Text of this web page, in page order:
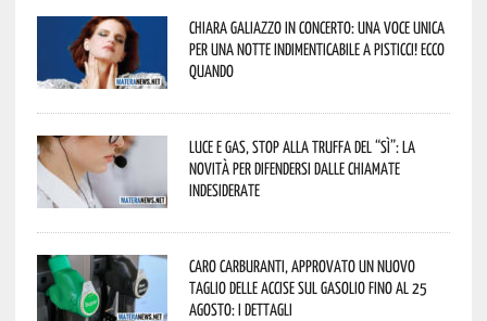
Chiara Galiazzo in concerto: una voce unica
per una notte indimenticabile a Pisticci! Ecco
quando
Luce e gas, stop alla truffa del “Sì”: la
novità per difendersi dalle chiamate
indesiderate
Caro carburanti, approvato un nuovo
taglio delle accise sul gasolio fino al 25
agosto: i dettagli